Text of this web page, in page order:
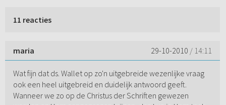
11 reacties
maria 29-10-2010 / 14:11
Wat fijn dat ds. Wallet op zo'n uitgebreide wezenlijke vraag
ook een heel uitgebreid en duidelijk antwoord geeft.
Wanneer we zo op de Christus der Schriften gewezen